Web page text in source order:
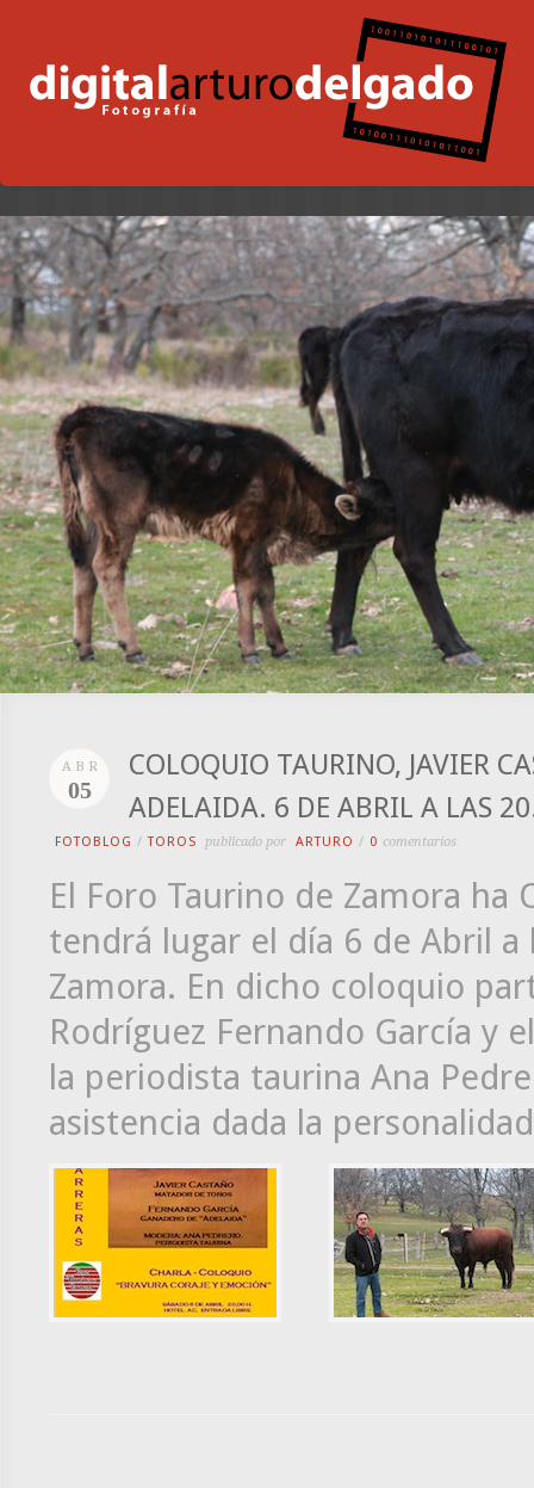
ABR
05
COLOQUIO TAURINO, JAVIER
ADELAIDA. 6 DE ABRIL A LAS
FOTOBLOG /TOROS publicado por ARTURO / 0 comentarios
El Foro Taurino de Zamora
tendrá lugar el día 6 de Abril a
Zamora. En dicho coloquio
Rodríguez Fernando García y
la periodista taurina Ana
asistencia dada la